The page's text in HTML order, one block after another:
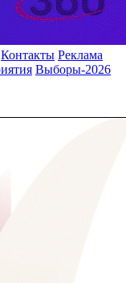
Контакты Реклама
Выборы-2026